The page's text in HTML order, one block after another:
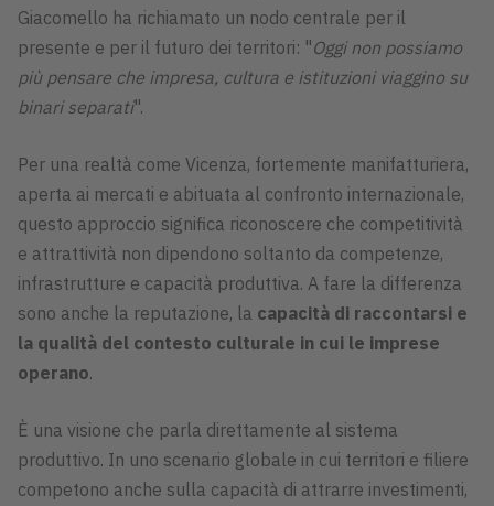
Giacomello ha richiamato un nodo centrale per il
presente e per il futuro dei territori: "Oggi non possiamo
più pensare che impresa, cultura e istituzioni viaggino su
binari separati".
Per una realtà come Vicenza, fortemente manifatturiera,
aperta ai mercati e abituata al confronto internazionale,
questo approccio significa riconoscere che competitività
e attrattività non dipendono soltanto da competenze,
infrastrutture e capacità produttiva. A fare la differenza
sono anche la reputazione, la capacità di raccontarsi e
la qualità del contesto culturale in cui le imprese
operano.
È una visione che parla direttamente al sistema
produttivo. In uno scenario globale in cui territori e filiere
competono anche sulla capacità di attrarre investimenti,